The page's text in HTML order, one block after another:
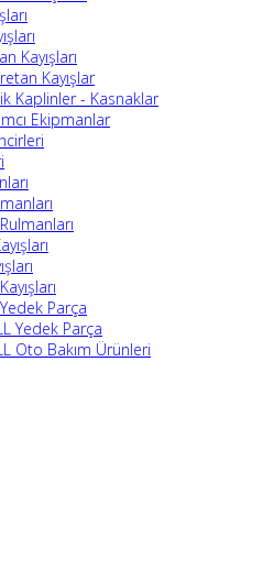
Kayışları
Kayışlar
Kaplinler - Kasnaklar
Ekipmanlar
Parça
Yedek Parça
Oto Bakım Ürünleri